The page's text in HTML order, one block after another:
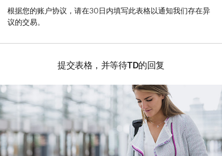
根据您的账户协议，请在30日内填写此表格以通知我们存在异
议的交易。
提交表格，并等待TD的回复